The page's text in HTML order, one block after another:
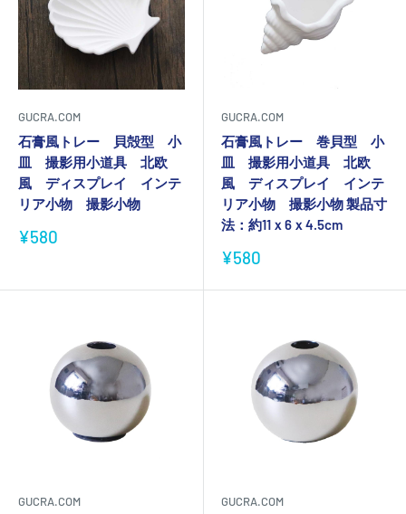
GUCRA.COM
石膏風トレー 貝殻型 小
皿 撮影用小道具 北欧
風 ディスプレイ インテ
リア小物 撮影小物
販
格
¥580
GUCRA.COM
石膏風トレー 巻貝型 小
皿 撮影用小道具 北欧
風 ディスプレイ インテ
リア小物 撮影小物 製品寸
法：約11ｘ6ｘ4.5cm
販
価
¥580
GUCRA.COM GUCRA.COM